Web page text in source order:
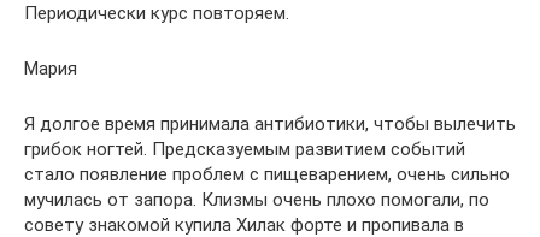
Периодически курс повторяем.
Мария
Я долгое время принимала антибиотики, чтобы вылечить
грибок ногтей. Предсказуемым развитием событий
стало появление проблем с пищеварением, очень сильно
мучилась от запора. Клизмы очень плохо помогали, по
совету знакомой купила Хилак форте и пропивала в